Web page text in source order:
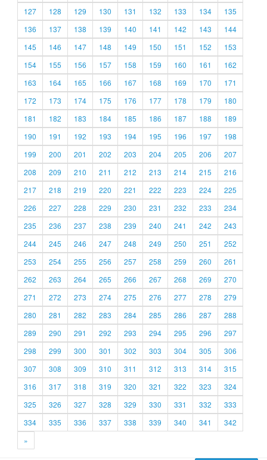
127
128 129 130 131 132 133 134
135
136
137 138 139 140 141 142 143
144
145
146 147 148 149 150 151 152
153
154
155 156 157 158 159 160 161
162
163
164 165 166 167 168 169 170
171
172
173 174 175 176 177 178 179
180
181
182 183 184 185 186 187 188
189
190
191 192 193 194 195 196 197
198
199
200 201 202 203 204 205 206
207
208
209 210 211 212 213 214 215
216
217
218 219 220 221 222 223 224
225
226
227 228 229 230 231 232 233
234
235
236 237 238 239 240 241 242
243
244
245 246 247 248 249 250 251
252
253
254 255 256 257 258 259 260
261
262
263 264 265 266 267 268 269
270
271
272 273 274 275 276 277 278
279
280
281 282 283 284 285 286 287
288
289
290 291 292 293 294 295 296
297
298
299 300 301 302 303 304 305
306
307
308 309 310 311 312 313 314
315
316
317 318 319 320 321 322 323
324
325
326 327 328 329 330 331 332
333
334
335 336 337 338 339 340 341
342
»